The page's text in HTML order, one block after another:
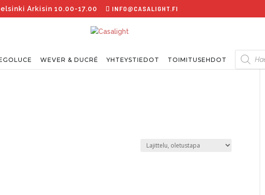
Arkisin 10.00-17.00 INFO@CASALIGHT.FI
WEVER & DUCRÉ YHTEYSTIEDOT TOIMITUSEHDOT
Products
search